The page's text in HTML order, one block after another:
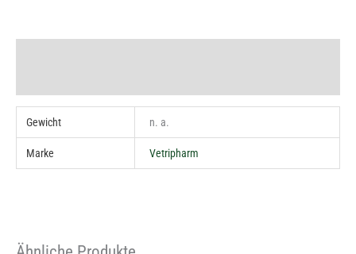
Gewicht n. a.
Marke Vetripharm